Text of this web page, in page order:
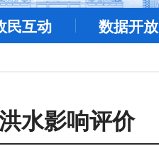
民互动 数据开放
水影响评价